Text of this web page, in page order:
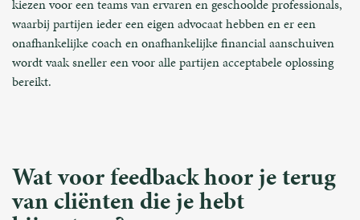
kiezen voor een teams van ervaren en geschoolde professionals,
waarbij partijen ieder een eigen advocaat hebben en er een
onafhankelijke coach en onafhankelijke financial aanschuiven
wordt vaak sneller een voor alle partijen acceptabele oplossing
bereikt.
Wat voor feedback hoor je terug
van cliënten die je hebt